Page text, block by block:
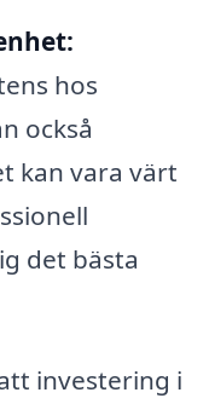
hos
också
kan vara värt
det bästa
investering i